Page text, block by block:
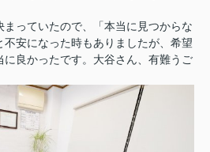
っていたので、「本当に見つからな
安になった時もありましたが、希望
に良かったです。大谷さん、有難うご